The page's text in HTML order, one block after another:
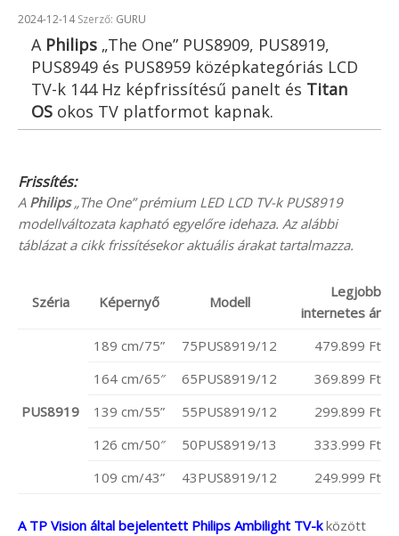
Beküldve:
2024-12-14Szerző: GURU
A Philips „The One” PUS8909, PUS8919,
PUS8949 és PUS8959 középkategóriás LCD
TV-k 144 Hz képfrissítésű panelt és Titan
OS okos TV platformot kapnak.
Frissítés:
A Philips„The One” prémium LED LCD TV-k PUS8919
modellváltozata kapható egyelőre idehaza. Az alábbi
táblázat a cikk frissítésekor aktuális árakat tartalmazza.
Széria Képernyő Modell
Legjobb
internetes ár
PUS8919
189 cm/75” 75PUS8919/12
479.899 Ft
164 cm/65″
65PUS8919/12
369.899 Ft
139 cm/55”
55PUS8919/12
299.899 Ft
126 cm/50″
50PUS8919/13
333.999 Ft
109 cm/43”
43PUS8919/12 249.999 Ft
A TP Vision által bejelentett Philips Ambilight TV-kközött